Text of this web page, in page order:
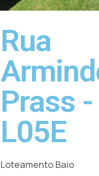
Rua
Prass -
L05E
Loteamento Baio